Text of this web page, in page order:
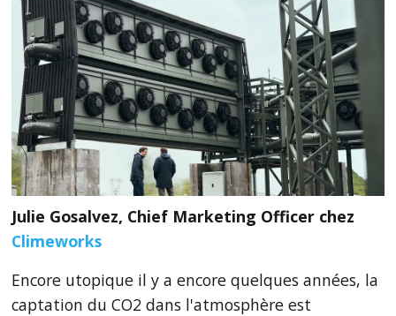
Julie Gosalvez, Chief Marketing Officer chez
Climeworks
Encore utopique il y a encore quelques années, la
captation du CO2 dans l'atmosphère est